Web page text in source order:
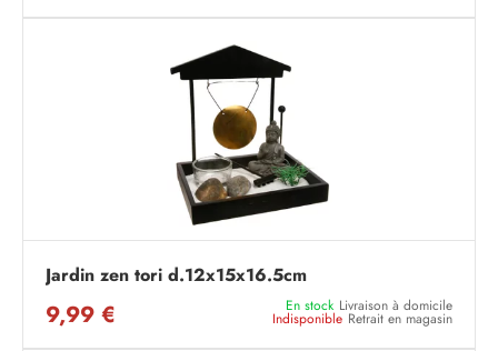
Jardin zen tori d.12x15x16.5cm
9,99 € En stock Livraison à domicile
Indisponible Retrait en magasin